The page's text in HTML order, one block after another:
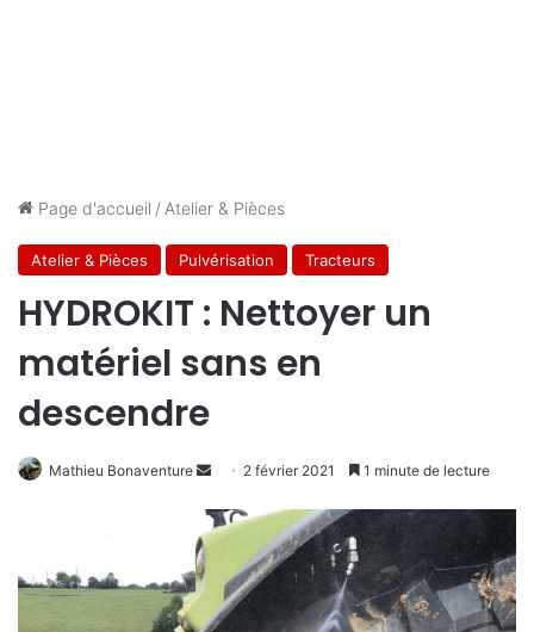
Page d'accueil / Atelier & Pièces
Atelier & Pièces Pulvérisation Tracteurs
HYDROKIT : Nettoyer un
matériel sans en
descendre
Mathieu Bonaventure
v
e
2 février 2021 1 minute de lecture